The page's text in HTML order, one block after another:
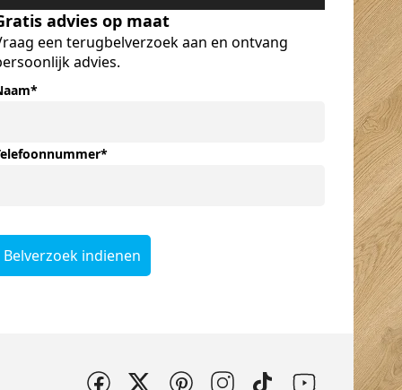
advies op maat
een terugbelverzoek aan en ontvang
advies.
*
*
Belverzoek indienen